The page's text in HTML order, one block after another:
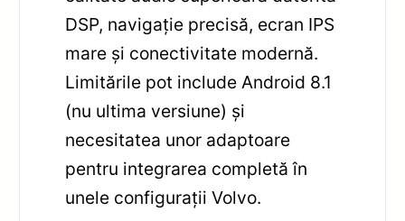
DSP, navigație precisă, ecran IPS
mare și conectivitate modernă.
Limitările pot include Android 8.1
(nu ultima versiune) și
necesitatea unor adaptoare
pentru integrarea completă în
unele configurații Volvo.